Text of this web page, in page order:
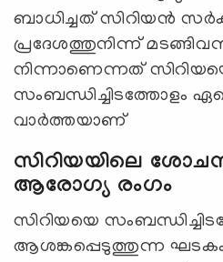
ബാധിച്ചത് സിറിയൻ
പ്രദേശത്തുനിന്ന്
നിന്നാണെന്നത്
സംബന്ധിച്ചിടത്തോളം ഏറെ
വാർത്തയാണ്
സിറിയയിലെ
ആരോഗ്യ രംഗം
സിറിയയെ
ആശങ്കപ്പെടുത്തുന്ന